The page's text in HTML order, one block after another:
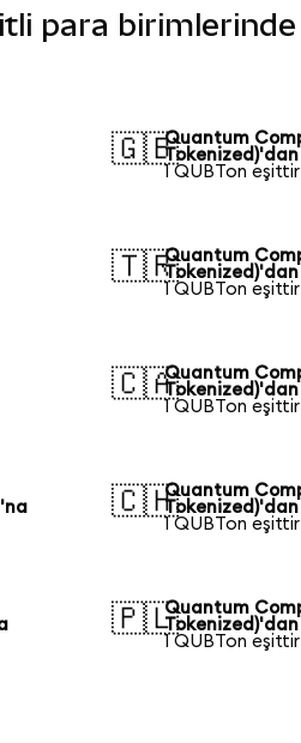
para
🇬🇧Quantum
1 QUBTon
🇹🇷Quantum
Tokenized)'dan
1 QUBTon
🇨🇦Quantum
1 QUBTon eşittir
🇨🇭Quantum
1 QUBTon
🇵🇱Quantum
1 QUBTon